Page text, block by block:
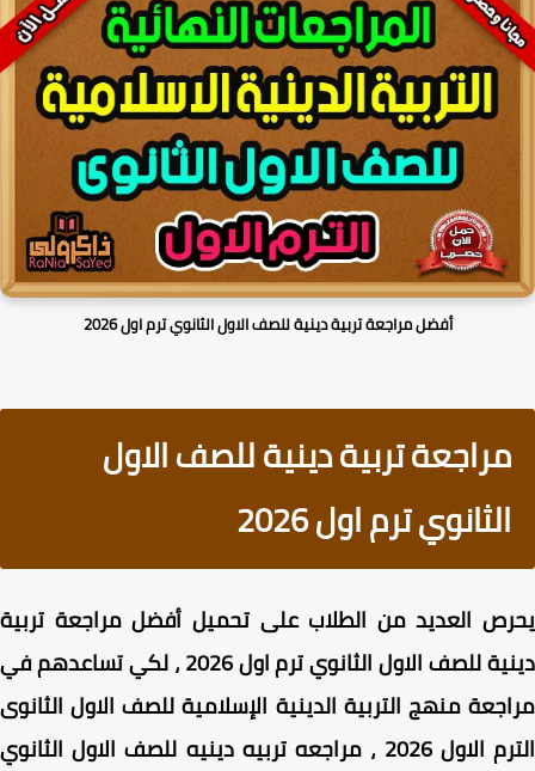
أفضل مراجعة تربية دينية للصف الاول الثانوي ترم اول 2026
مراجعة تربية دينية للصف الاول
الثانوي ترم اول 2026
العديد من الطلاب على تحميل أفضل مراجعة تربية
دينية للصف الاول الثانوي ترم اول 2026 ، لكي تساعدهم في
منهج التربية الدينية الإسلامية للصف الاول الثانوى
الترم الاول 2026 ، مراجعه تربيه دينيه للصف الاول الثانوي